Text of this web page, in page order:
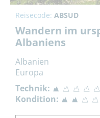
Reisecode: ABSUD
Wandern im
Albaniens
Albanien
Europa
Technik:
Kondition: